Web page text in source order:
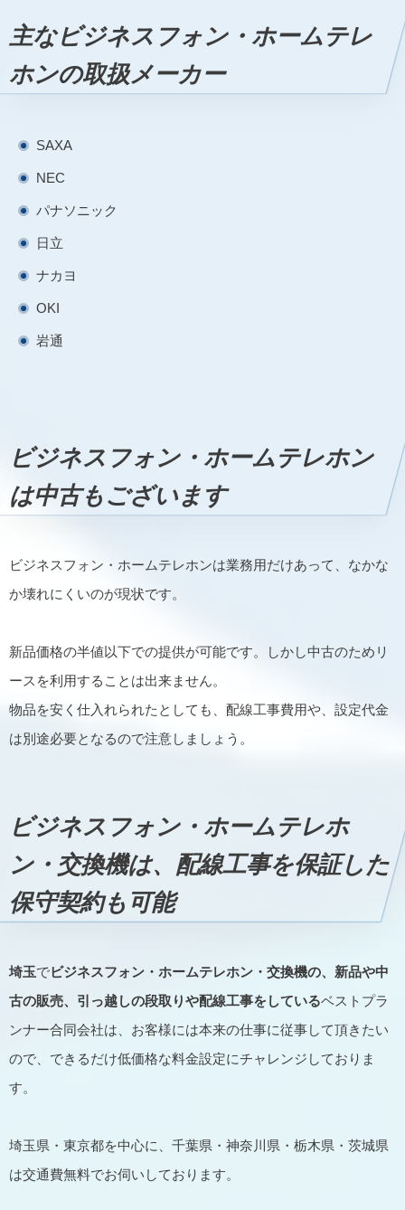
主なビジネスフォン・ホームテレ
ホンの取扱メーカー
SAXA
NEC
パナソニック
日立
ナカヨ
OKI
岩通
ビジネスフォン・ホームテレホン
は中古もございます
ビジネスフォン・ホームテレホンは業務用だけあって、なかな
か壊れにくいのが現状です。
新品価格の半値以下での提供が可能です。しかし中古のためリ
ースを利用することは出来ません。
物品を安く仕入れられたとしても、配線工事費用や、設定代金
は別途必要となるので注意しましょう。
ビジネスフォン・ホームテレホ
ン・交換機は、配線工事を保証した
保守契約も可能
埼玉でビジネスフォン・ホームテレホン・交換機の、新品や中
古の販売、引っ越しの段取りや配線工事をしているベストプラ
ンナー合同会社は、お客様には本来の仕事に従事して頂きたい
ので、できるだけ低価格な料金設定にチャレンジしておりま
す。
埼玉県・東京都を中心に、千葉県・神奈川県・栃木県・茨城県
は交通費無料でお伺いしております。